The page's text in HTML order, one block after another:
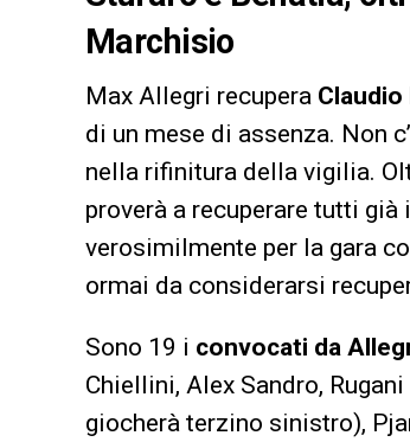
Marchisio
Max Allegri recupera
di un mese di assenza. Non
nella rifinitura della vigilia.
proverà a recuperare tutti
verosimilmente per la gara
ormai da considerarsi
Sono 19 i convocati da
Chiellini, Alex Sandro,
giocherà terzino sinistro),